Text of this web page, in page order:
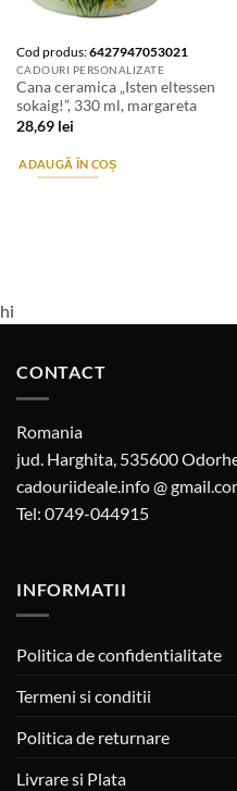
Cod produs:6427947053021
CADOURI PERSONALIZATE
Cana ceramica „Isten eltessen
sokaig!”, 330 ml, margareta
28,69 lei
ADAUGĂ ÎN COȘ
hi
CONTACT
Romania
jud. Harghita, 535600
cadouriideale.info @
Tel: 0749-044915
INFORMATII
Politica de confidentialitate
Termeni si conditii
Politica de returnare
Livrare si Plata